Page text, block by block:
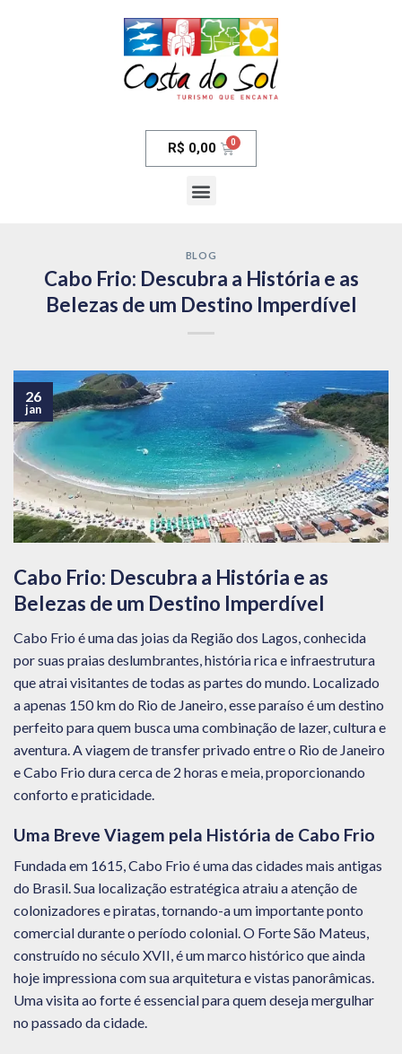
R$ 0,00
BLOG
Cabo Frio: Descubra a História e as
Belezas de um Destino Imperdível
26
jan
Cabo Frio: Descubra a História e as
Belezas de um Destino Imperdível
Cabo Frio é uma das joias da Região dos Lagos, conhecida
por suas praias deslumbrantes, história rica e infraestrutura
que atrai visitantes de todas as partes do mundo. Localizado
a apenas 150 km do Rio de Janeiro, esse paraíso é um destino
perfeito para quem busca uma combinação de lazer, cultura e
aventura. A viagem de transfer privado entre o Rio de Janeiro
e Cabo Frio dura cerca de 2 horas e meia, proporcionando
conforto e praticidade.
Uma Breve Viagem pela História de Cabo Frio
Fundada em 1615, Cabo Frio é uma das cidades mais antigas
do Brasil. Sua localização estratégica atraiu a atenção de
colonizadores e piratas, tornando-a um importante ponto
comercial durante o período colonial. O Forte São Mateus,
construído no século XVII, é um marco histórico que ainda
hoje impressiona com sua arquitetura e vistas panorâmicas.
Uma visita ao forte é essencial para quem deseja mergulhar
no passado da cidade.